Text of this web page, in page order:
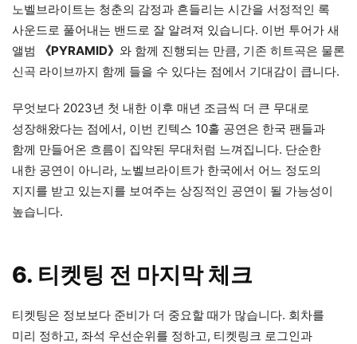
노벨브라이트는 청춘의 감정과 흔들리는 시간을 서정적인 록
사운드로 풀어내는 밴드로 잘 알려져 있습니다. 이번 투어가 새
앨범
《PYRAMID》 와 함께 진행되는 만큼, 기존 히트곡은 물론
신곡 라이브까지 함께 들을 수 있다는 점에서 기대감이 큽니다.
무엇보다 2023년 첫 내한 이후 매년 조금씩 더 큰 무대로
성장해왔다는 점에서, 이번 킨텍스 10홀 공연은 한국 팬들과
함께 만들어온 흐름이 집약된 무대처럼 느껴집니다. 단순한
내한 공연이 아니라, 노벨브라이트가 한국에서 어느 정도의
지지를 받고 있는지를 보여주는 상징적인 공연이 될 가능성이
높습니다.
6. 티켓팅 전 마지막 체크
티켓팅은 정보보다 준비가 더 중요할 때가 많습니다. 회차를
미리 정하고, 좌석 우선순위를 정하고, 티켓링크 로그인과